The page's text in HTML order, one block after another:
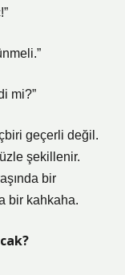
mi?”
geçerli değil.
şekillenir.
bir
bir kahkaha.